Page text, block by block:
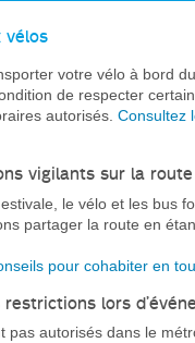
vélos
votre vélo à bord
de respecter
autorisés. Consultez
vigilants sur la route
le vélo et les bus
partager la route en
pour cohabiter en
lors
pas autorisés dans le